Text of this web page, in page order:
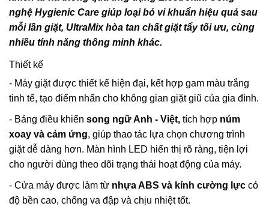
nghệ Hygienic Care giúp loại bỏ vi khuẩn hiệu quả sau
mỗi lần giặt, UltraMix hòa tan chất giặt tẩy tối ưu, cùng
nhiều tính năng thông minh khác.
Thiết kế
- Máy giặt được thiết kế hiện đại, kết hợp gam màu trắng
tinh tế, tạo điểm nhấn cho không gian giặt giũ của gia đình.
- Bảng điều khiển song ngữ Anh - Việt, tích hợp núm
xoay và cảm ứng, giúp thao tác lựa chọn chương trình
giặt dễ dàng hơn. Màn hình LED hiển thị rõ ràng, tiện lợi
cho người dùng theo dõi trạng thái hoạt động của máy.
- Cửa máy được làm từ nhựa ABS và kính cường lực có
độ bền cao, chống va đập và chịu nhiệt tốt.